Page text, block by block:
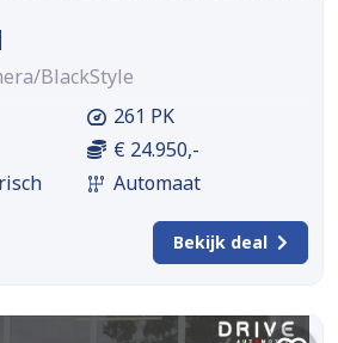
BlackStyle
261 PK
€ 24.950,-
Automaat
Bekijk deal